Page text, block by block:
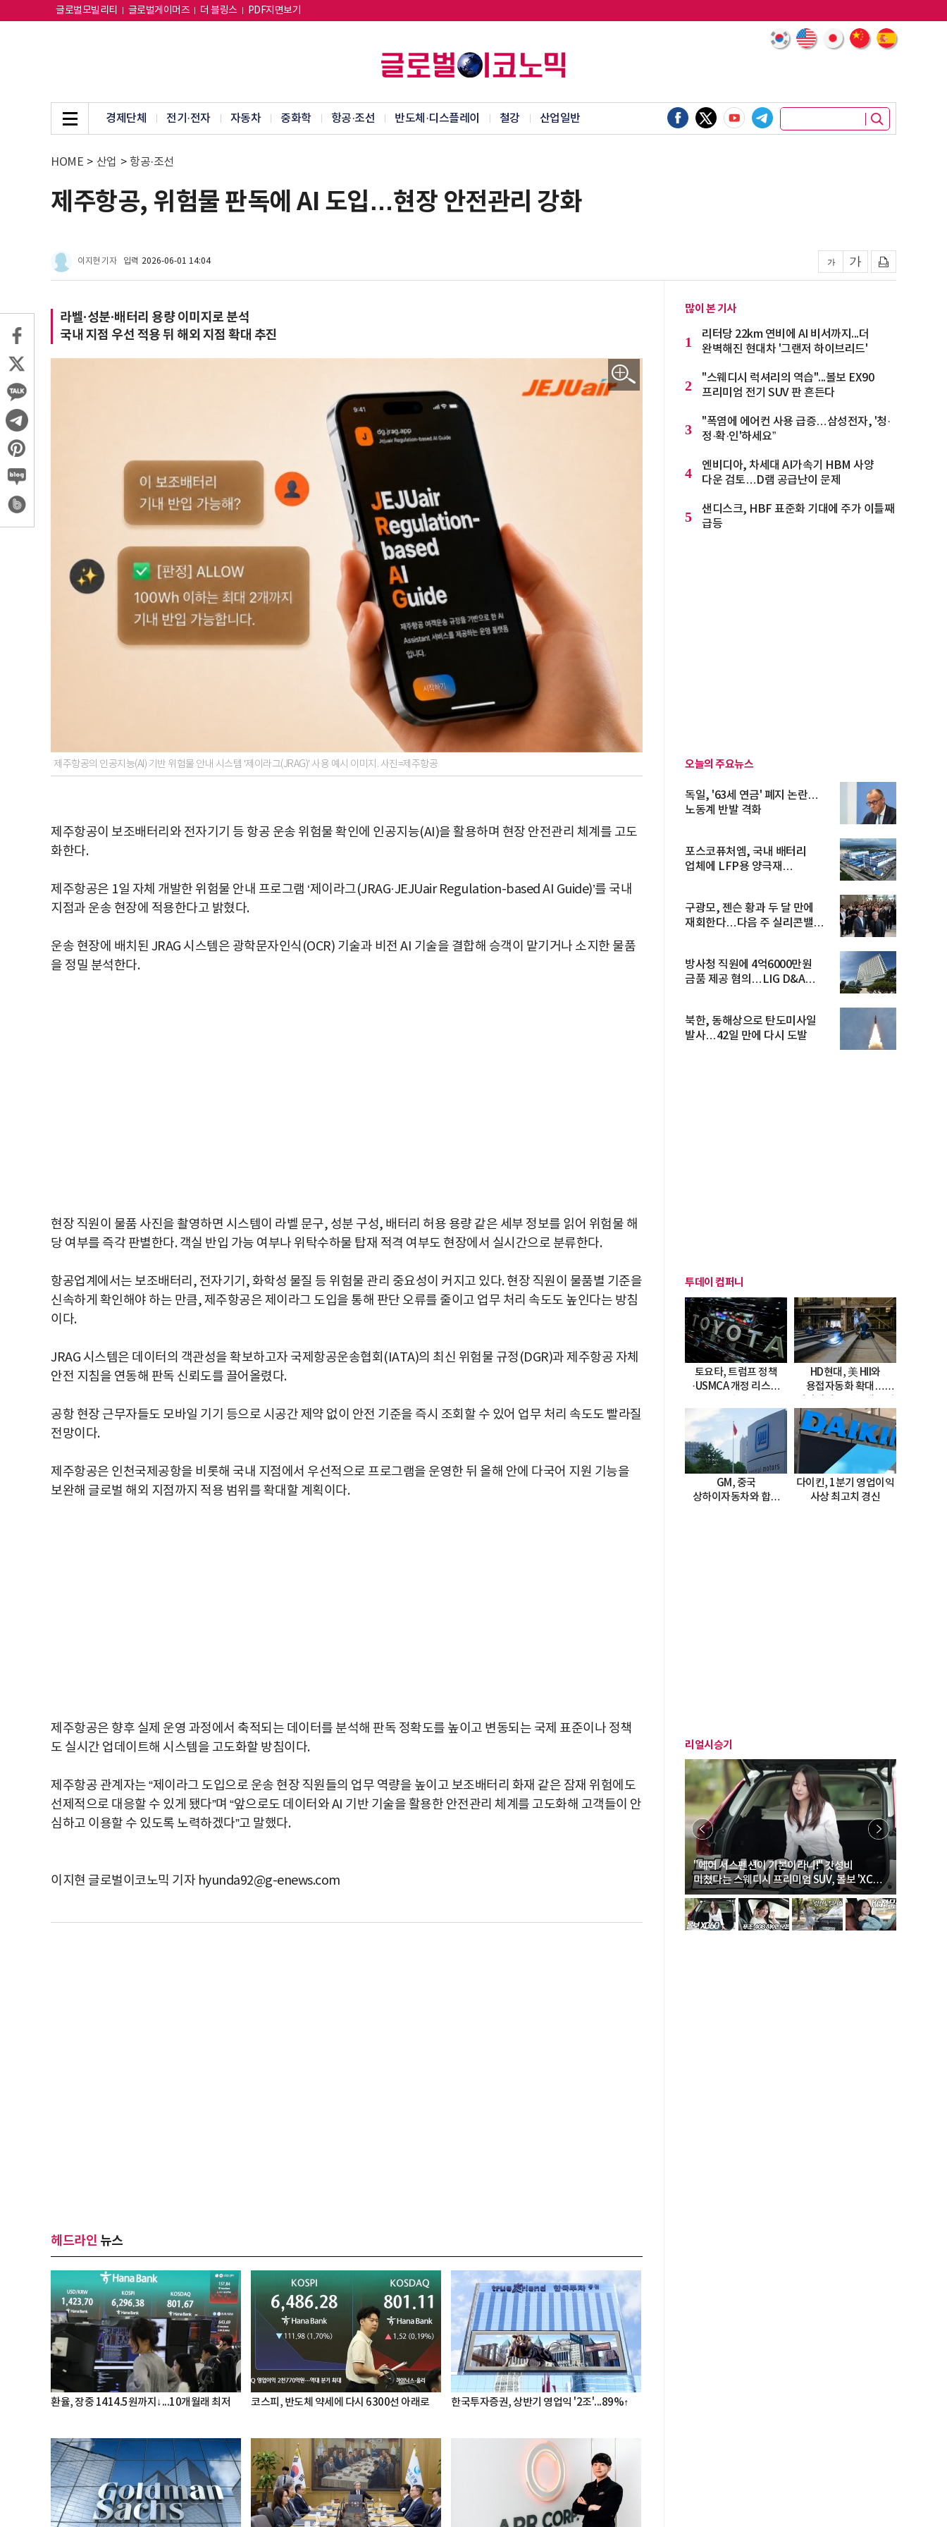
글로벌모빌리티 글로벌게이머즈 더 블링스 PDF지면보기
경제단체 전기·전자 자동차 중화학 항공·조선 반도체·디스플레이 철강 산업일반
HOME > 산업 > 항공·조선
제주항공, 위험물 판독에 AI 도입…현장 안전관리 강화
이지현 기자 입력 2026-06-01 14:04
라벨·성분·배터리 용량 이미지로 분석
국내 지점 우선 적용 뒤 해외 지점 확대 추진
제주항공의 인공지능(AI) 기반 위험물 안내 시스템 ‘제이라그(JRAG)’ 사용 예시 이미지. 사진=제주항공
제주항공이 보조배터리와 전자기기 등 항공 운송 위험물 확인에 인공지능(AI)을 활용하며 현장 안전관리 체계를 고도
화한다.
제주항공은 1일 자체 개발한 위험물 안내 프로그램 ‘제이라그(JRAG·JEJUair Regulation-based AI Guide)’를 국내
지점과 운송 현장에 적용한다고 밝혔다.
운송 현장에 배치된 JRAG 시스템은 광학문자인식(OCR) 기술과 비전 AI 기술을 결합해 승객이 맡기거나 소지한 물품
을 정밀 분석한다.
현장 직원이 물품 사진을 촬영하면 시스템이 라벨 문구, 성분 구성, 배터리 허용 용량 같은 세부 정보를 읽어 위험물 해
당 여부를 즉각 판별한다. 객실 반입 가능 여부나 위탁수하물 탑재 적격 여부도 현장에서 실시간으로 분류한다.
항공업계에서는 보조배터리, 전자기기, 화학성 물질 등 위험물 관리 중요성이 커지고 있다. 현장 직원이 물품별 기준을
신속하게 확인해야 하는 만큼, 제주항공은 제이라그 도입을 통해 판단 오류를 줄이고 업무 처리 속도도 높인다는 방침
이다.
JRAG 시스템은 데이터의 객관성을 확보하고자 국제항공운송협회(IATA)의 최신 위험물 규정(DGR)과 제주항공 자체
안전 지침을 연동해 판독 신뢰도를 끌어올렸다.
공항 현장 근무자들도 모바일 기기 등으로 시공간 제약 없이 안전 기준을 즉시 조회할 수 있어 업무 처리 속도도 빨라질
전망이다.
제주항공은 인천국제공항을 비롯해 국내 지점에서 우선적으로 프로그램을 운영한 뒤 올해 안에 다국어 지원 기능을
보완해 글로벌 해외 지점까지 적용 범위를 확대할 계획이다.
제주항공은 향후 실제 운영 과정에서 축적되는 데이터를 분석해 판독 정확도를 높이고 변동되는 국제 표준이나 정책
도 실시간 업데이트해 시스템을 고도화할 방침이다.
제주항공 관계자는“제이라그 도입으로 운송 현장 직원들의 업무 역량을 높이고 보조배터리 화재 같은 잠재 위험에도
선제적으로 대응할 수 있게 됐다”며 “앞으로도 데이터와AI 기반 기술을활용한 안전관리 체계를 고도화해 고객들이 안
심하고 이용할 수 있도록 노력하겠다”고 말했다.
이지현 글로벌이코노믹 기자 hyunda92@g-enews.com
헤드라인 뉴스
환율, 장중 1414.5원까지↓...10개월래 최저 코스피, 반도체 약세에 다시 6300선 아래로 한국투자증권, 상반기 영업익 '2조'...89%↑
많이 본 기사
1
리터당 22km 연비에 AI 비서까지...더
완벽해진 현대차 '그랜저 하이브리드'
2
"스웨디시 럭셔리의 역습"...볼보 EX90
프리미엄 전기 SUV 판 흔든다
3
"폭염에 에어컨 사용 급증…삼성전자, '청·
정·확·인'하세요”
4
엔비디아, 차세대 AI가속기 HBM 사양
다운 검토…D램 공급난이 문제
5
샌디스크, HBF 표준화 기대에 주가 이틀째
급등
오늘의 주요뉴스
독일, '63세 연금' 폐지 논란…
노동계 반발 격화
포스코퓨처엠, 국내 배터리
업체에 LFP용 양극재
구광모, 젠슨 황과 두 달 만에
재회한다…다음 주 실리콘밸리
방사청 직원에 4억6000만원
금품 제공 혐의…LIG D&A
북한, 동해상으로 탄도미사일
발사…42일 만에 다시 도발
투데이 컴퍼니
토요타, 트럼프 정책
·USMCA 개정 리스크
HD현대, 美 HII와
용접자동화 확대…
도입
GM, 중국
상하이자동차와 합작
다이킨, 1분기 영업이익
사상 최고치 경신
리얼시승기
"에어 서스펜션이 기본이라니!" 갓성비
미쳤다는 스웨디시 프리미엄 SUV, 볼보 'XC60
B5 울트라'